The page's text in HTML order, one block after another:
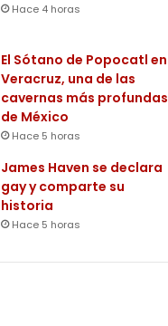
Hace 4 horas
El Sótano de Popocatl en
Veracruz, una de las
cavernas más profundas
de México
Hace 5 horas
James Haven se declara
gay y comparte su
historia
Hace 5 horas